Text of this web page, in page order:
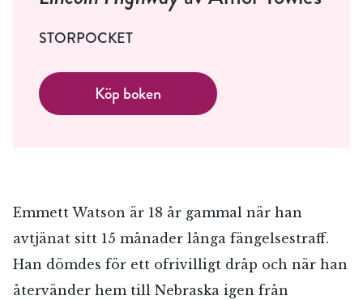
STORPOCKET
Köp boken
Emmett Watson är 18 år gammal när han
avtjänat sitt 15 månader långa fängelsestraff.
Han dömdes för ett ofrivilligt dråp och när han
återvänder hem till Nebraska igen från